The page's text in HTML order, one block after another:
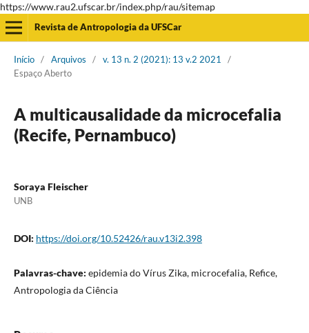
https://www.rau2.ufscar.br/index.php/rau/sitemap
Revista de Antropologia da UFSCar
Início / Arquivos / v. 13 n. 2 (2021): 13 v.2 2021
/
Espaço Aberto
A multicausalidade da microcefalia
(Recife, Pernambuco)
Soraya Fleischer
UNB
DOI: https://doi.org/10.52426/rau.v13i2.398
Palavras-chave: epidemia do Vírus Zika, microcefalia, Refice,
Antropologia da Ciência